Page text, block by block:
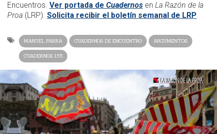
Encuentros. Ver portada de Cuadernos en La Razón de la
Proa (LRP). Solicita recibir el boletín semanal de LRP
MANUEL PARRA CUADERNOS DE ENCUENTRO ARGUMENTOS
CUADERNOS 155